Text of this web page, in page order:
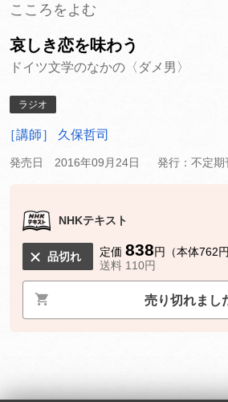
こころをよむ
哀しき恋を味わう
ドイツ文学のなかの〈ダメ男〉
ラジオ
［講師］ 久保哲司
発売日 2016年09月24日 発行：不定期
NHKテキスト
品切れ 定価 838円（本体762円
送料 110円
売り切れまし